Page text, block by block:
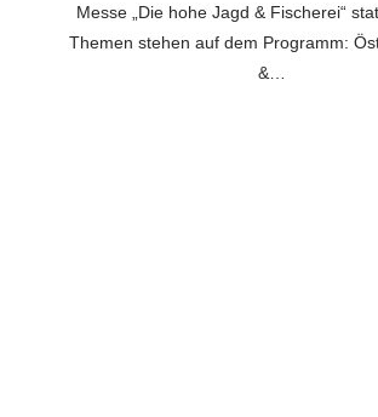
Messe „Die hohe Jagd & Fischerei“
Themen stehen auf dem Programm:
&…